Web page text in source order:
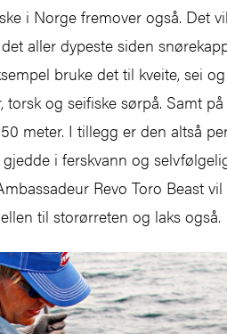
i Norge fremover også. Det
aller dypeste siden
bruke det til kveite, sei
torsk og seifiske sørpå. Samt
meter. I tillegg er den altså
i ferskvann og
Revo Toro Beast
til storørreten og laks